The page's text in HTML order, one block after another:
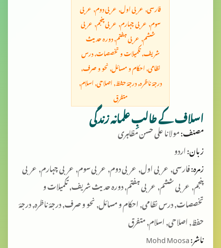
فارسی, عربی اول, عربی دوم, عربی
سوم, عربی چہارم, عربی پنجم, عربی
ششم, عربی ہفتم, دورہ حدیث
شریف, تکمیلات و تخصصات, درس
نظامی, احکام و مسائل, نحو و صرف,
درجۂ ناظرہ, درجۂ حفظ, اصلاحی, اسلام,
متفرق
اسلاف کے طالبِ علمانہ زندگی
مصنف:مولانا علی حسن مظاہری
زبان:اردو
زمرہ:فارسی, عربی اول, عربی دوم, عربی سوم, عربی چہارم, عربی
پنجم, عربی ششم, عربی ہفتم, دورہ حدیث شریف, تکمیلات و
تخصصات, درس نظامی, احکام و مسائل, نحو و صرف, درجۂ ناظرہ, درجۂ
حفظ, اصلاحی, اسلام, متفرق
ناشر: